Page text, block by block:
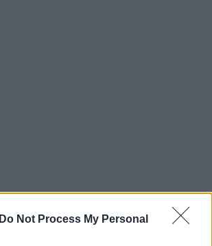
Do Not Process My Personal